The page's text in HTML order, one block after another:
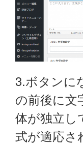
3.ボタンに
の前後に文
体が独立し
式が適応さ